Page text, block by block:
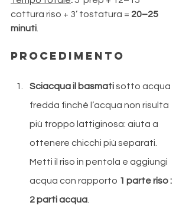
cottura riso + 3’ tostatura = 20–25
minuti
Procedimento
Sciacqua il basmati sotto acqua
fredda finché l’acqua non risulta
più troppo lattiginosa: aiuta a
ottenere chicchi più separati.
Metti il riso in pentola e aggiungi
acqua con rapporto 1 parte riso :
2 parti acqua